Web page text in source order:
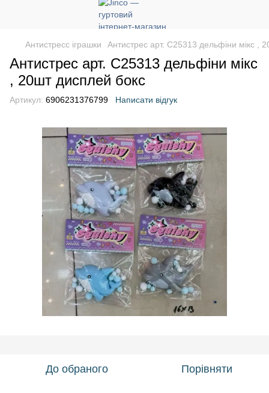
Антистресс іграшки Антистрес арт. C25313 дельфіни мікс ,
Антистрес арт. C25313 дельфіни мікс
, 20шт дисплей бокс
Артикул: 6906231376799 Написати відгук
До обраного Порівняти